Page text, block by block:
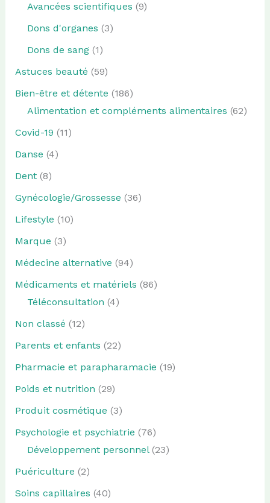
Avancées scientifiques (9)
Dons d'organes (3)
Dons de sang(1)
Astuces beauté (59)
Bien-être et détente (186)
Alimentation et compléments alimentaires (62)
Covid-19 (11)
Danse (4)
Dent(8)
Gynécologie/Grossesse (36)
Lifestyle (10)
Marque (3)
Médecine alternative (94)
Médicaments et matériels (86)
Téléconsultation (4)
Non classé (12)
Parents et enfants (22)
Pharmacie et parapharamacie (19)
Poids et nutrition (29)
Produit cosmétique (3)
Psychologie et psychiatrie (76)
Développement personnel(23)
Puériculture (2)
Soins capillaires (40)